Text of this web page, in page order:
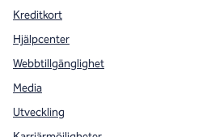
Kreditkort
Hjälpcenter
Webbtillgänglighet
Media
Utveckling